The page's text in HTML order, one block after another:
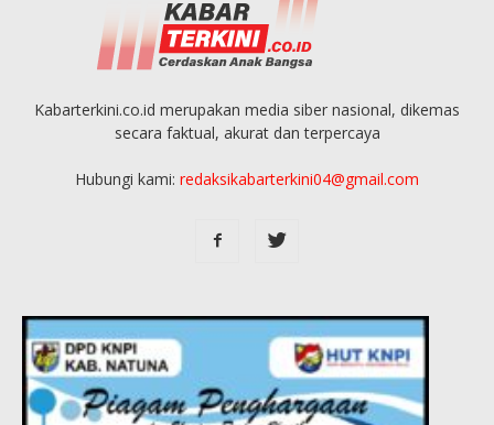
Kabarterkini.co.id merupakan media siber nasional, dikemas
secara faktual, akurat dan terpercaya
Hubungi kami: redaksikabarterkini04@gmail.com